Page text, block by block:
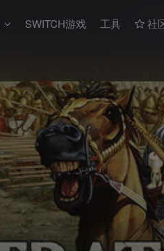
SWITCH游戏 工具 社